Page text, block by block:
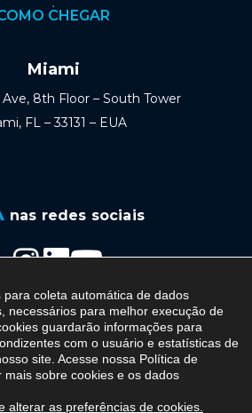
para coleta automática de dados
necessários para melhor execução de
guardarão informações para
com o usuário e estatísticas de
site. Acesse nossa Política de
mais sobre cookies e os dados
alterar as preferências de cookies.
CHEGAR
Miami
Ave, 8th Floor – South Tower
FL – 33131 – EUA
nas redes sociais
de Privacidade
Veiga Advogados - All